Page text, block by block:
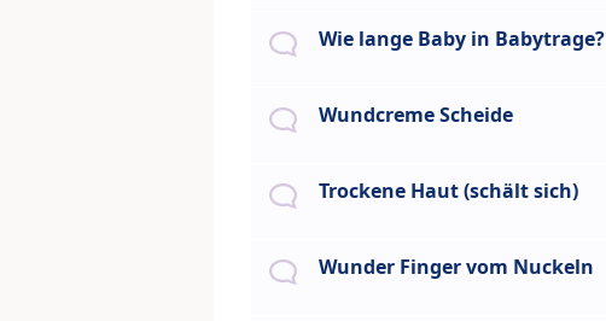
Wie lange Baby in Babytrage?
Wundcreme Scheide
Trockene Haut (schält sich)
Wunder Finger vom Nuckeln